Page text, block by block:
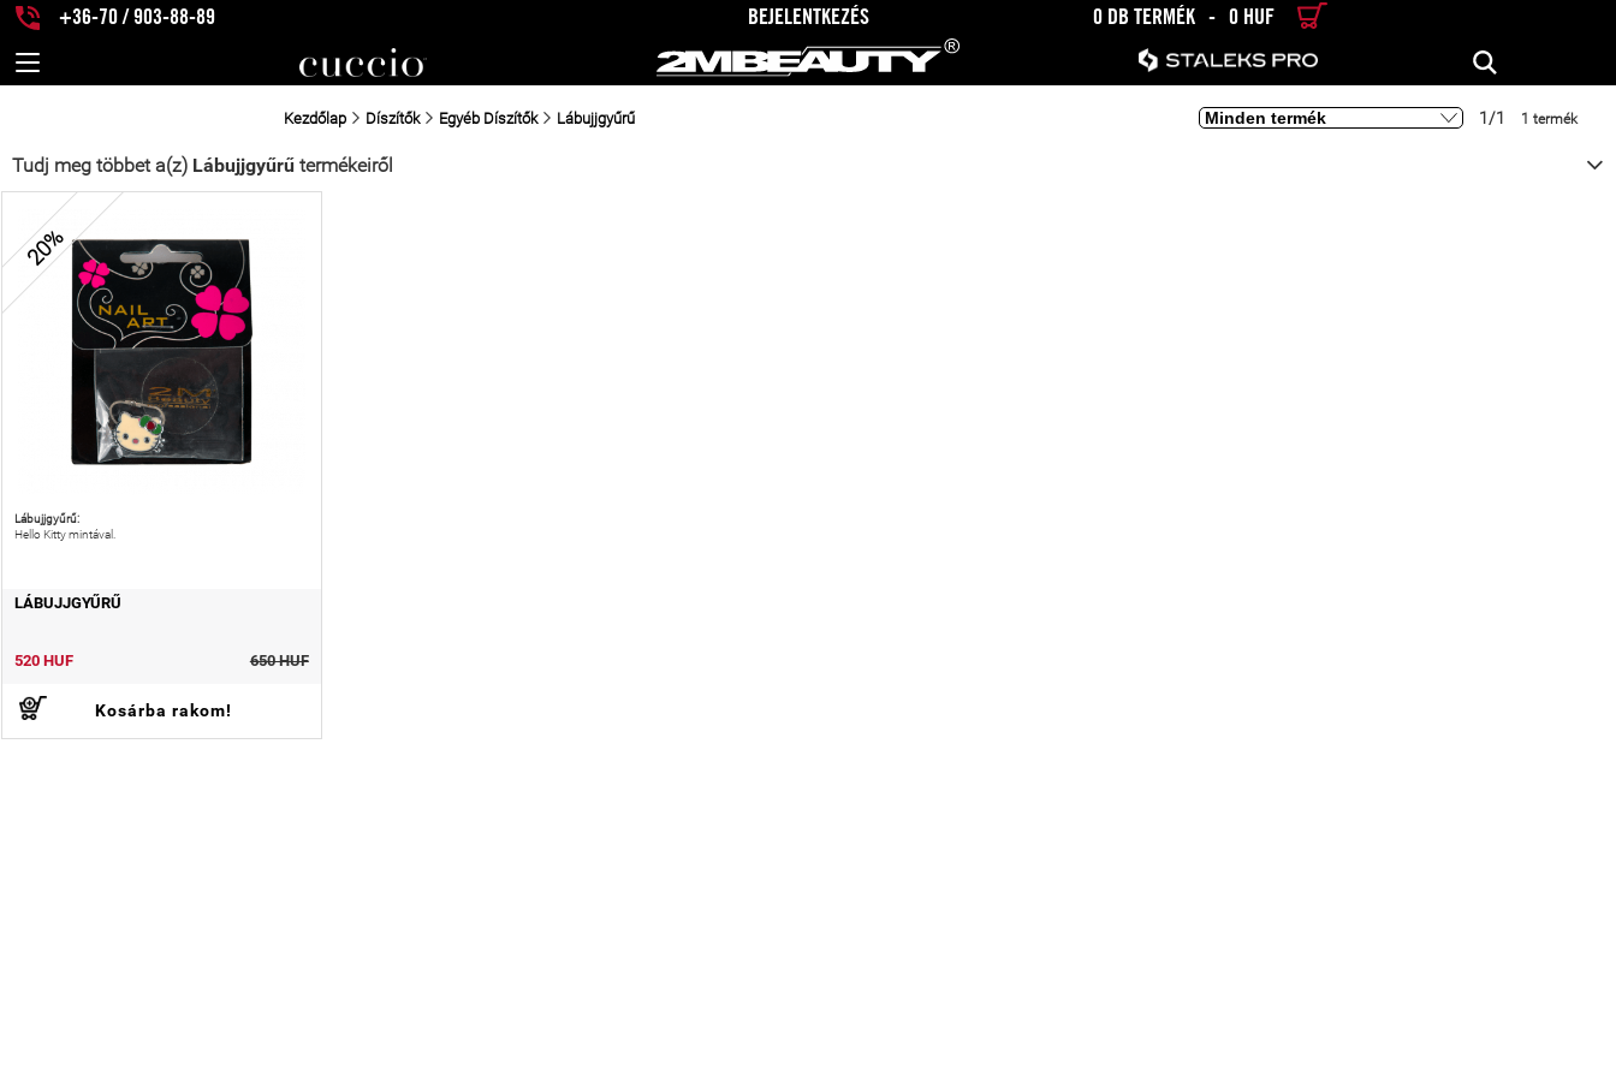
+36-70 / 903-88-89 BEJELENTKEZÉS 0 DB TERMÉK - 0 HUF
RÉSZLETES KERESÉS KERESÉS
Kezdőlap Díszítők Egyéb Díszítők Lábujjgyűrű 1/1 1 termék
Tudj meg többet a(z) Lábujjgyűrű termékeiről
20%
Lábujjgyűrű:
Hello Kitty mintával.
LÁBUJJGYŰRŰ
520 HUF 650 HUF
Kosárba rakom!